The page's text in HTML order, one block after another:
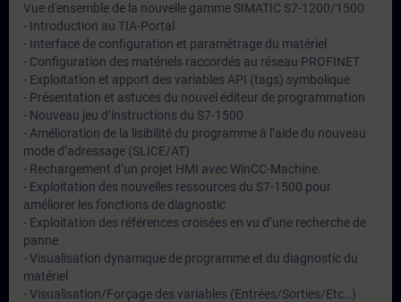
Vue d'ensemble de la nouvelle gamme SIMATIC S7-1200/1500
- Introduction au TIA-Portal
- Interface de configuration et paramétrage du matériel
- Configuration des matériels raccordés au réseau PROFINET
- Exploitation et apport des variables API (tags) symbolique
- Présentation et astuces du nouvel éditeur de programmation
- Nouveau jeu d’instructions du S7-1500
- Amélioration de la lisibilité du programme à l’aide du nouveau
mode d’adressage (SLICE/AT)
- Rechargement d’un projet HMI avec WinCC-Machine.
- Exploitation des nouvelles ressources du S7-1500 pour
améliorer les fonctions de diagnostic
- Exploitation des références croisées en vu d’une recherche de
panne
- Visualisation dynamique de programme et du diagnostic du
matériel
- Visualisation/Forçage des variables (Entrées/Sorties/Etc…)